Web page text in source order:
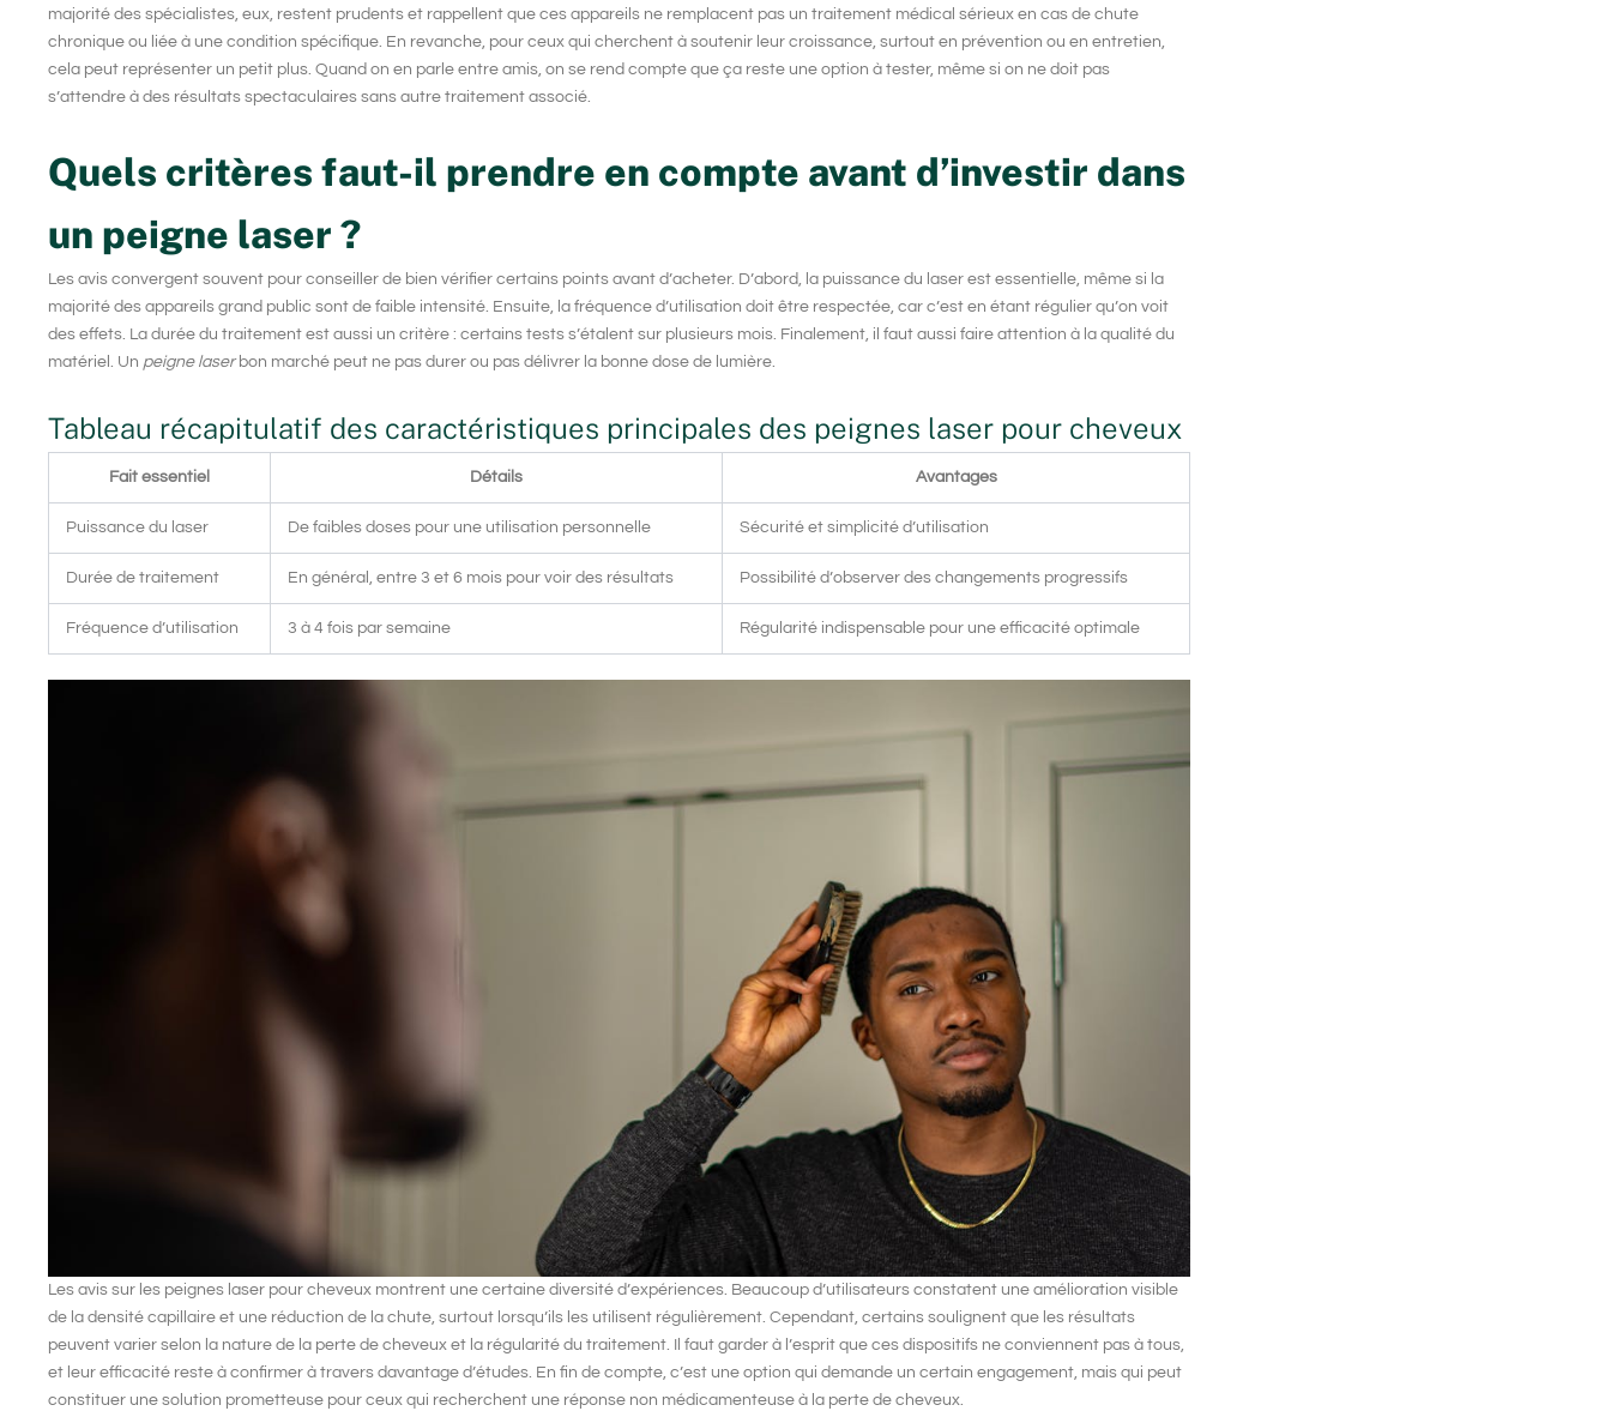
majorité des spécialistes, eux, restent prudents et rappellent que ces appareils ne remplacent pas un traitement médical sérieux en cas de chute
chronique ou liée à une condition spécifique. En revanche, pour ceux qui cherchent à soutenir leur croissance, surtout en prévention ou en entretien,
cela peut représenter un petit plus. Quand on en parle entre amis, on se rend compte que ça reste une option à tester, même si on ne doit pas
s’attendre à des résultats spectaculaires sans autre traitement associé.
Quels critères faut-il prendre en compte avant d’investir dans
un peigne laser ?
Les avis convergent souvent pour conseiller de bien vérifier certains points avant d’acheter. D’abord, la puissance du laser est essentielle, même si la
majorité des appareils grand public sont de faible intensité. Ensuite, la fréquence d’utilisation doit être respectée, car c’est en étant régulier qu’on voit
des effets. La durée du traitement est aussi un critère : certains tests s’étalent sur plusieurs mois. Finalement, il faut aussi faire attention à la qualité du
matériel. Un peigne laserbon marché peut ne pas durer ou pas délivrer la bonne dose de lumière.
Tableau récapitulatif des caractéristiques principales des peignes laser pour cheveux
Fait essentiel Détails Avantages
Puissance du laser De faibles doses pour une utilisation personnelle Sécurité et simplicité d’utilisation
Durée de traitement En général, entre 3 et 6 mois pour voir des résultats Possibilité d’observer des changements progressifs
Fréquence d’utilisation 3 à 4 fois par semaine Régularité indispensable pour une efficacité optimale
Les avis sur les peignes laser pour cheveux montrent une certaine diversité d’expériences. Beaucoup d’utilisateurs constatent une amélioration visible
de la densité capillaire et une réduction de la chute, surtout lorsqu’ils les utilisent régulièrement. Cependant, certains soulignent que les résultats
peuvent varier selon la nature de la perte de cheveux et la régularité du traitement. Il faut garder à l’esprit que ces dispositifs ne conviennent pas à tous,
et leur efficacité reste à confirmer à travers davantage d’études. En fin de compte, c’est une option qui demande un certain engagement, mais qui peut
constituer une solution prometteuse pour ceux qui recherchent une réponse non médicamenteuse à la perte de cheveux.